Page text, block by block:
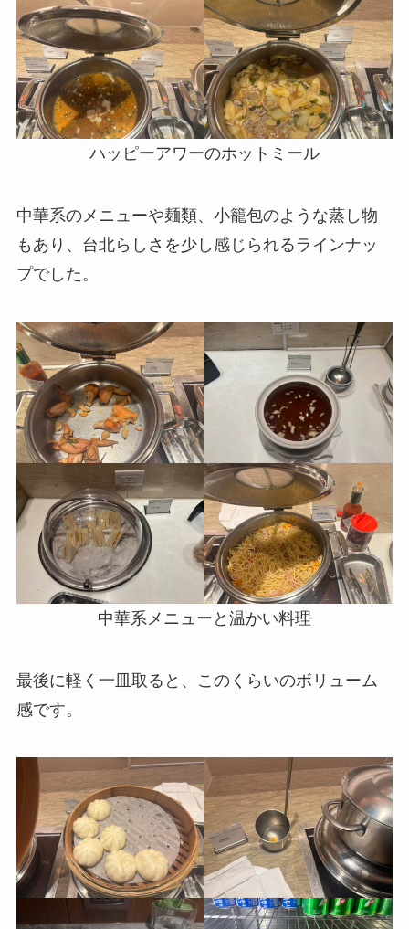
ハッピーアワーのホットミール
中華系のメニューや麺類、小籠包のような蒸し物
もあり、台北らしさを少し感じられるラインナッ
プでした。
中華系メニューと温かい料理
最後に軽く一皿取ると、このくらいのボリューム
感です。